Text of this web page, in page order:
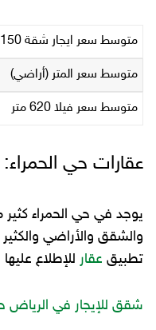
متوسط سعر ايجار شقة 150 متر
متوسط سعر المتر (أراضي)
متوسط سعر فيلا 620 متر
عقارات حي الحمراء:
يوجد في حي الحمراء كثير
والشقق والأراضي
تطبيق عقار للإطلاع
شقق للإيجار في الرياض